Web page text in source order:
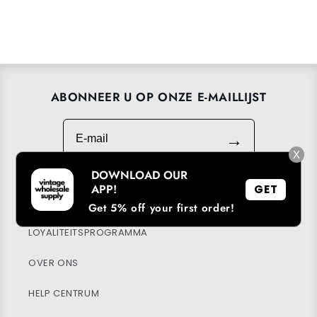
ABONNEER U OP ONZE E-MAILLIJST
E-mail
→
DOWNLOAD ONZE APP
LOYALITEITSPROGRAMMA
OVER ONS
HELP CENTRUM
X
DOWNLOAD OUR
APP!
Get 5% off your first order!
GET